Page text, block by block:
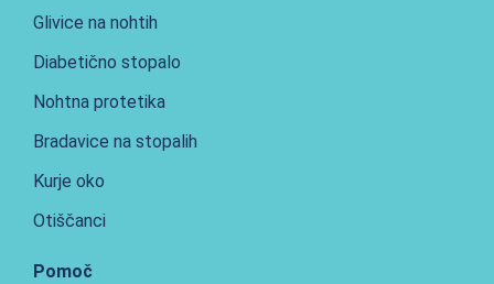
Glivice na nohtih
Diabetično stopalo
Nohtna protetika
Bradavice na stopalih
Kurje oko
Otiščanci
Pomoč